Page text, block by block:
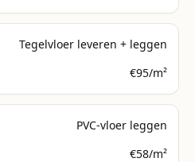
Tegelvloer leveren + leggen
€95/m²
PVC-vloer leggen
€58/m²